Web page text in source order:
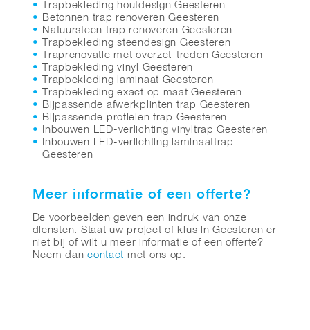
Trapbekleding houtdesign Geesteren
Betonnen trap renoveren Geesteren
Natuursteen trap renoveren Geesteren
Trapbekleding steendesign Geesteren
Traprenovatie met overzet-treden Geesteren
Trapbekleding vinyl Geesteren
Trapbekleding laminaat Geesteren
Trapbekleding exact op maat Geesteren
Bijpassende afwerkplinten trap Geesteren
Bijpassende profielen trap Geesteren
Inbouwen LED-verlichting vinyltrap Geesteren
Inbouwen LED-verlichting laminaattrap
Geesteren
Meer informatie of een offerte?
De voorbeelden geven een indruk van onze
diensten. Staat uw project of klus in Geesteren er
niet bij of wilt u meer informatie of een offerte?
Neem dancontact met ons op.